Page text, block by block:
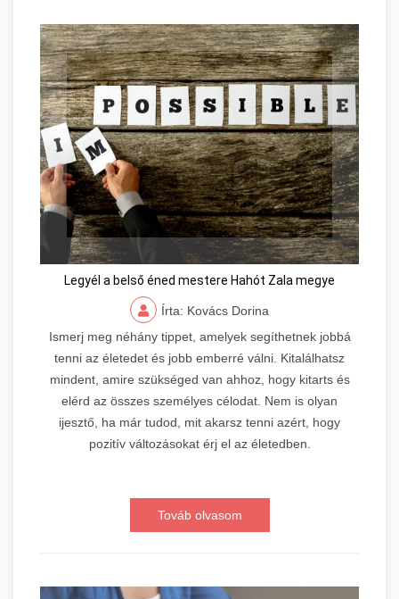
Legyél a belső éned mestere Hahót Zala megye
Írta: Kovács Dorina
Ismerj meg néhány tippet, amelyek segíthetnek jobbá
tenni az életedet és jobb emberré válni. Kitalálhatsz
mindent, amire szükséged van ahhoz, hogy kitarts és
elérd az összes személyes célodat. Nem is olyan
ijesztő, ha már tudod, mit akarsz tenni azért, hogy
pozitív változásokat érj el az életedben.
Továb olvasom